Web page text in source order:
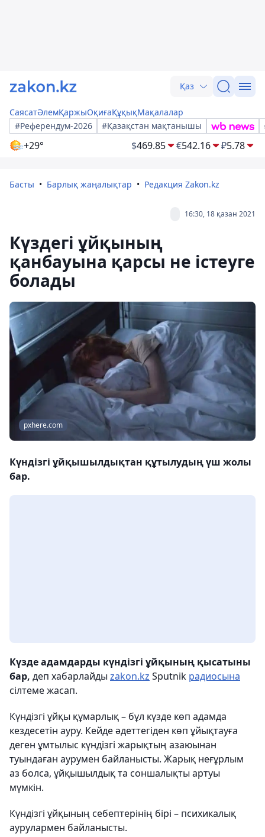
Қаз
СаясатӘлемҚаржыОқиғаҚұқықМақалалар
#Референдум-2026
#Қазақстан мақтанышы
+29° $469.85 €542.16 ₽5.78
Басты Барлық жаңалықтар Редакция Zakon.kz
16:30, 18 қазан 2021
Күздегі ұйқының
қанбауына қарсы не істеуге
болады
pxhere.com
Күндізгі ұйқышылдықтан құтылудың үш жолы
бар.
Күзде адамдарды күндізгі ұйқының қысатыны
бар, деп хабарлайды zakon.kz Sputnik радиосына
сілтеме жасап.
Күндізгі ұйқы құмарлық – бұл күзде көп адамда
кездесетін ауру. Кейде әдеттегіден көп ұйықтауға
деген ұмтылыс күндізгі жарықтың азаюынан
туындаған аурумен байланысты. Жарық неғұрлым
аз болса, ұйқышылдық та соншалықты артуы
мүмкін.
Күндізгі ұйқының себептерінің бірі – психикалық
аурулармен байланысты.